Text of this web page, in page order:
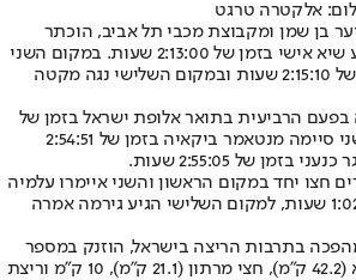
אלקטרה טרגט
מכפר הנוער בן שמן ומקבוצת מכבי תל אביב, הוכתר
כאלוף ישראל לאחר שקבע שיא אישי בזמן של 2:13:00 שעות. במקום השני
סיים מלקם ג'אמבר בזמן של 2:15:10 שעות ובמקום השלישי נגה מקטה
בפעם הרביעית בתואר אלופת ישראל בזמן של
2:41:20 שעות. במקום השני סיימה מנטאמר ביקאיה בזמן של 2:54:51
של 2:55:05 שעות.
חצו יחד במקום הראשון והשני איימרו עלמיה
וגשאו איילה בזמן של 1:02:38 שעות, למקום השלישי הגיע גירמה אמרה
בתרבות הריצה בישראל, הוזנק במספר
מקצים: מקצה מרתון מלא (42.2 ק"מ), חצי מרתון (21.1 ק"מ), 10 ק"מ וריצת